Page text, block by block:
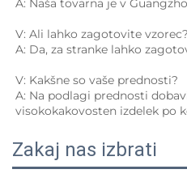
A: Naša tovarna je v
V: Ali lahko zagotovite vzorec?
A: Da, za stranke lahko
V: Kakšne so vaše prednosti?
A: Na podlagi prednosti
visokokakovosten izdelek po
Zakaj nas izbrati